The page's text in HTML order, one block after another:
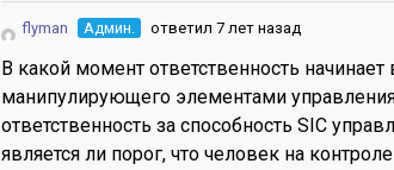
flyman Админ. ответил 7 лет назад
В какой момент ответственность начинает
манипулирующего элементами
ответственность за способность SIC
является ли порог, что человек на